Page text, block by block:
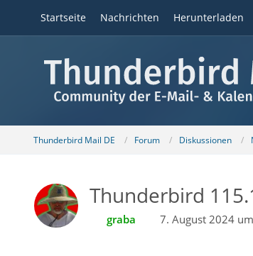
Startseite Nachrichten Herunterladen
Thunderbird Mail DE Forum Diskussionen
Thunderbird
graba 7. August 2024